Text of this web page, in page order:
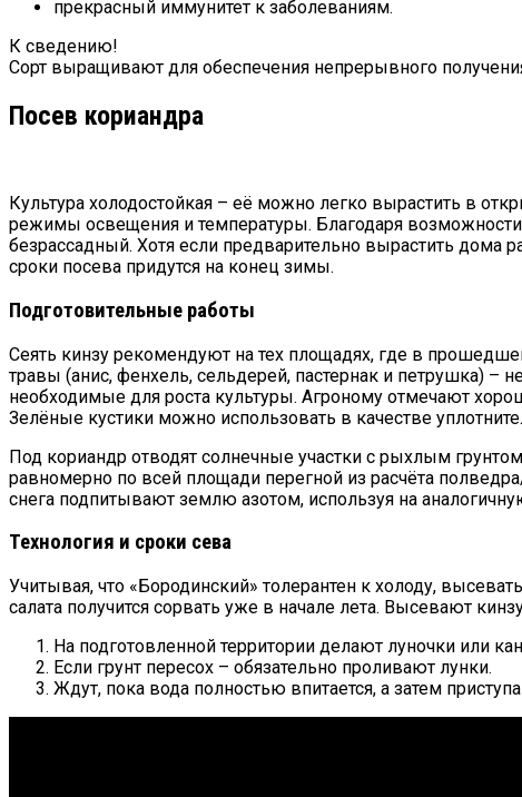
прекрасный иммунитет к заболеваниям.
К сведению!
Сорт выращивают для обеспечения непрерывного
Посев кориандра
Культура холодостойкая – её можно легко вырастить в
режимы освещения и температуры. Благодаря
безрассадный. Хотя если предварительно вырастить дома
сроки посева придутся на конец зимы.
Подготовительные работы
Сеять кинзу рекомендуют на тех площадях, где в
травы (анис, фенхель, сельдерей, пастернак и петрушка)
необходимые для роста культуры. Агроному отмечают
Зелёные кустики можно использовать в качестве
Под кориандр отводят солнечные участки с рыхлым
равномерно по всей площади перегной из расчёта
снега подпитывают землю азотом, используя на
Технология и сроки сева
Учитывая, что «Бородинский» толерантен к холоду,
салата получится сорвать уже в начале лета. Высевают
На подготовленной территории делают луночки или
Если грунт пересох – обязательно проливают лунки.
Ждут, пока вода полностью впитается, а затем